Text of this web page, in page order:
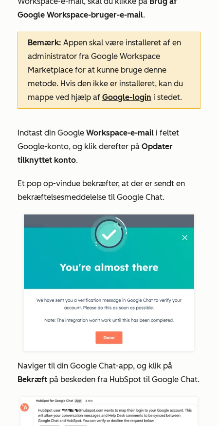
Google Workspace-bruger-e-mail.
Bemærk: Appen skal være installeret af en
administrator fra Google Workspace
Marketplace for at kunne bruge denne
metode. Hvis den ikke er installeret, kan du
mappe ved hjælp af Google-login i stedet.
Indtast din Google Workspace-e-mail i feltet
Google-konto, og klik derefter på Opdater
tilknyttet konto.
Et pop op-vindue bekræfter, at der er sendt en
bekræftelsesmeddelelse til Google Chat.
Naviger til din Google Chat-app, og klik på
Bekræft på beskeden fra HubSpot til Google Chat.